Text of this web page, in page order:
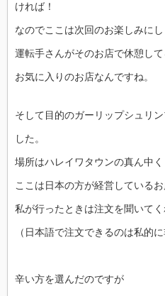
ければ！
なのでここは次回のお楽しみにし
運転手さんがそのお店で休憩し
お気に入りのお店なんですね。
そして目的のガーリップシュリ
した。
場所はハレイワタウンの真ん中く
ここは日本の方が経営しているお
私が行ったときは注文を聞いてく
（日本語で注文できるのは私的
辛い方を選んだのですが